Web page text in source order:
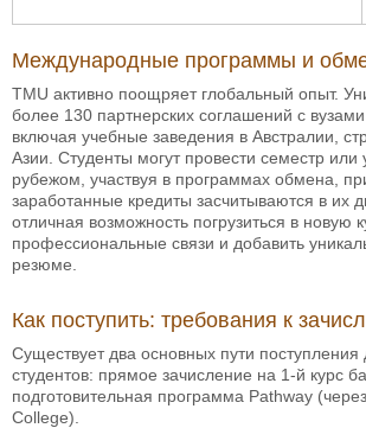
Международные программы и
TMU активно поощряет глобальный опыт.
более 130 партнерских соглашений с
включая учебные заведения в Австралии,
Азии. Студенты могут провести семестр или
рубежом, участвуя в программах обмена,
заработанные кредиты засчитываются в их
отличная возможность погрузиться в новую
профессиональные связи и добавить
резюме.
Как поступить: требования к
Существует два основных пути
студентов: прямое зачисление на 1-й курс
подготовительная программа Pathway
College).